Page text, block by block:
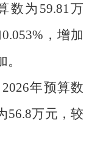
数为 59.81 万
0.053%，增加
2026年预算数
56.8万元 ，较